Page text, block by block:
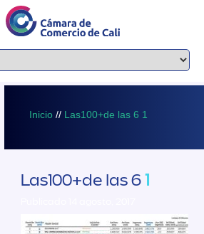
Inicio // Las100+de las 6 1
Las100+de las 61